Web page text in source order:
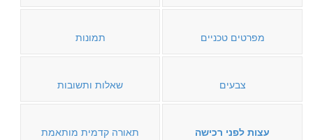
מפרטים טכניים תמונות
צבעים שאלות ותשובות
עצות לפני רכישה תאורה קדמית מותאמת